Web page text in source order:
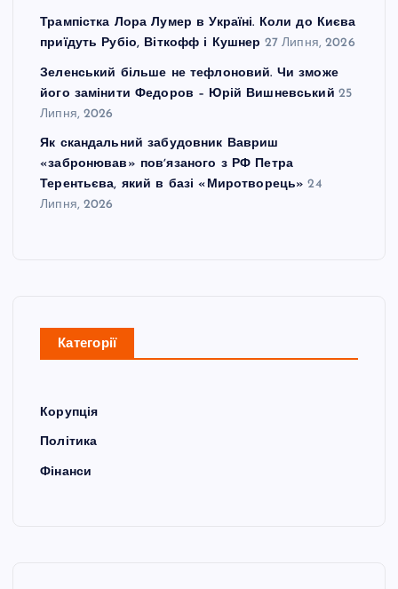
Трампістка Лора Лумер в Україні. Коли до Києва
приїдуть Рубіо, Віткофф і Кушнер 27 Липня, 2026
Зеленський більше не тефлоновий. Чи зможе
його замінити Федоров – Юрій Вишневський 25
Липня, 2026
Як скандальний забудовник Вавриш
«забронював» повʼязаного з РФ Петра
Терентьєва, який в базі «Миротворець» 24
Липня, 2026
Категорії
Корупція
Політика
Фінанси